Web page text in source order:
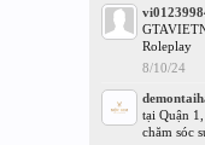
Roleplay
8/10/24
tại Quận
chăm sóc